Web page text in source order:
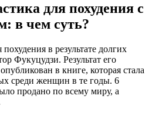
для похудения с
в чем суть?
в результате долгих
Фукуцудзи. Результат его
в книге, которая стала
среди женщин в те годы. 6
продано по всему миру, а